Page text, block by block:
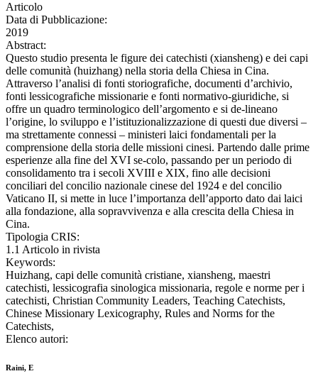
Articolo
Data di Pubblicazione:
2019
Abstract:
Questo studio presenta le figure dei catechisti (xiansheng) e dei capi
delle comunità (huizhang) nella storia della Chiesa in Cina.
Attraverso l’analisi di fonti storiografiche, documenti d’archivio,
fonti lessicografiche missionarie e fonti normativo-giuridiche, si
offre un quadro terminologico dell’argomento e si de-lineano
l’origine, lo sviluppo e l’istituzionalizzazione di questi due diversi –
ma strettamente connessi – ministeri laici fondamentali per la
comprensione della storia delle missioni cinesi. Partendo dalle prime
esperienze alla fine del XVI se-colo, passando per un periodo di
consolidamento tra i secoli XVIII e XIX, fino alle decisioni
conciliari del concilio nazionale cinese del 1924 e del concilio
Vaticano II, si mette in luce l’importanza dell’apporto dato dai laici
alla fondazione, alla sopravvivenza e alla crescita della Chiesa in
Cina.
Tipologia CRIS:
1.1 Articolo in rivista
Keywords:
Huizhang, capi delle comunità cristiane, xiansheng, maestri
catechisti, lessicografia sinologica missionaria, regole e norme per i
catechisti, Christian Community Leaders, Teaching Catechists,
Chinese Missionary Lexicography, Rules and Norms for the
Catechists,
Elenco autori:
Raini, E